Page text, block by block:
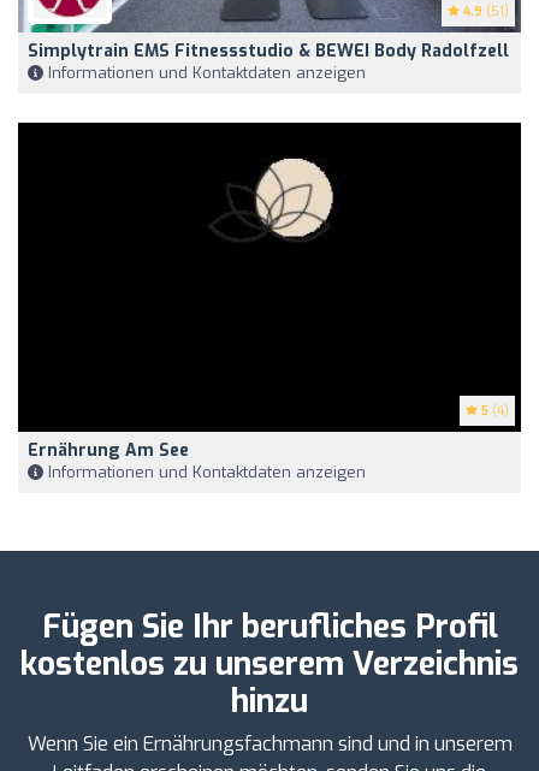
4.9 (51)
Simplytrain EMS Fitnessstudio & BEWEI Body Radolfzell
Informationen und Kontaktdaten anzeigen
5 (4)
Ernährung Am See
Informationen und Kontaktdaten anzeigen
Fügen Sie Ihr berufliches Profil
kostenlos zu unserem Verzeichnis
hinzu
Wenn Sie ein Ernährungsfachmann sind und in unserem